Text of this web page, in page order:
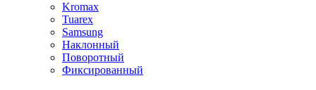
Kromax
Tuarex
Samsung
Наклонный
Поворотный
Фиксированный